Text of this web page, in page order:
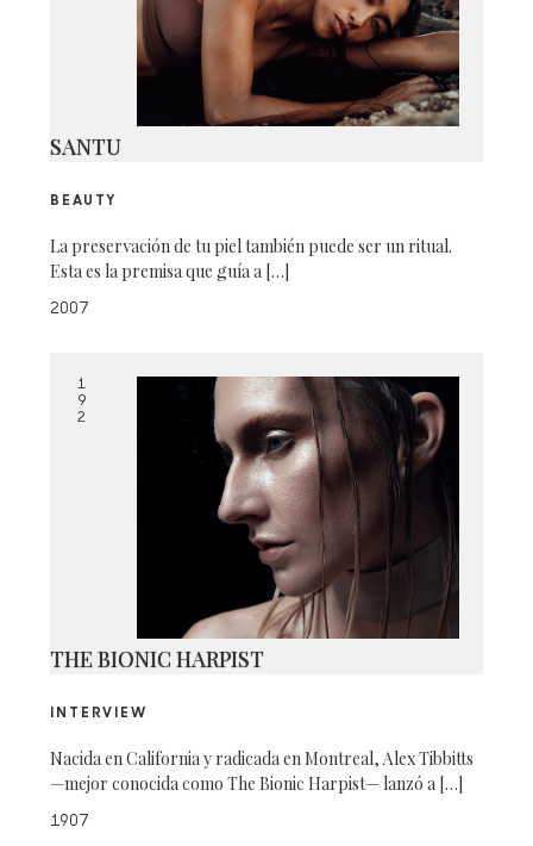
SANTU
BEAUTY
La preservación de tu piel también puede ser un ritual.
Esta es la premisa que guía a […]
2007
1
9
2
THE BIONIC HARPIST
INTERVIEW
Nacida en California y radicada en Montreal, Alex Tibbitts
—mejor conocida como The Bionic Harpist— lanzó a […]
1907